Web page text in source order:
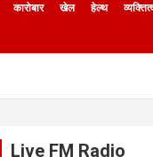
कारोबार खेल हेल्थ
Live FM Radio